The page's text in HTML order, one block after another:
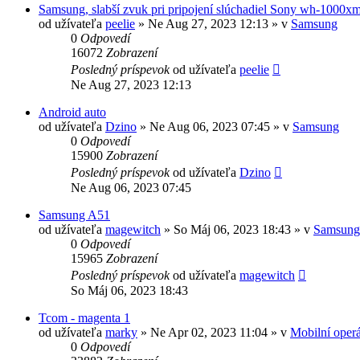
Samsung, slabší zvuk pri pripojení slúchadiel Sony wh-
od užívateľa peelie » Ne Aug 27, 2023 12:13 » v Samsung
0 Odpovedí
16072 Zobrazení
Posledný príspevokod užívateľa peelie
Ne Aug 27, 2023 12:13
Android auto
od užívateľa Dzino » Ne Aug 06, 2023 07:45 » v Samsung
0 Odpovedí
15900 Zobrazení
Posledný príspevokod užívateľa Dzino
Ne Aug 06, 2023 07:45
Samsung A51
od užívateľa magewitch » So Máj 06, 2023 18:43 » v Samsung
0 Odpovedí
15965 Zobrazení
Posledný príspevokod užívateľa magewitch
So Máj 06, 2023 18:43
Tcom - magenta 1
od užívateľa marky » Ne Apr 02, 2023 11:04 » v Mobilní
0 Odpovedí